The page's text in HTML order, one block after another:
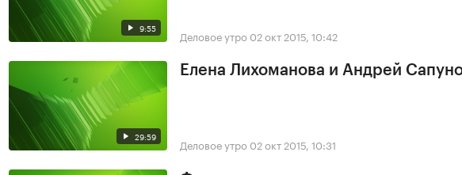
9:55 Деловое утро 02 окт 2015, 10:42
29:59
Елена Лихоманова и Андрей
Деловое утро 02 окт 2015, 10:31